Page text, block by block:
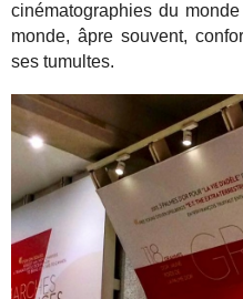
cinématographies du
monde, âpre souvent,
ses tumultes.